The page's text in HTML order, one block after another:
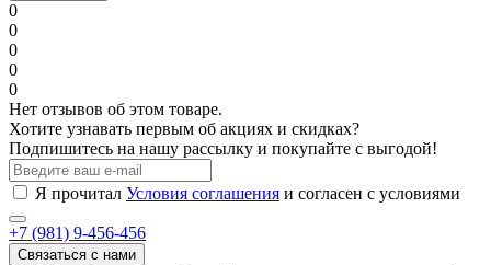
0
0
0
0
0
Нет отзывов об этом товаре.
Хотите узнавать первым об акциях и скидках?
Подпишитесь на нашу рассылку и покупайте с выгодой!
Я прочитал Условия соглашения и согласен с условиями
+7 (981) 9-456-456
Связаться с нами